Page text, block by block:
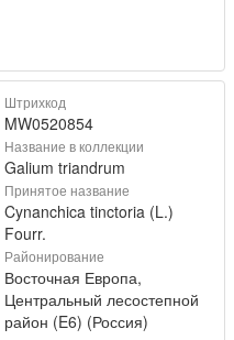
Штрихкод
MW0520854
Название в коллекции
Galium triandrum
Принятое название
Cynanchica tinctoria (L.)
Fourr.
Районирование
Восточная Европа,
Центральный лесостепной
район (E6) (Россия)